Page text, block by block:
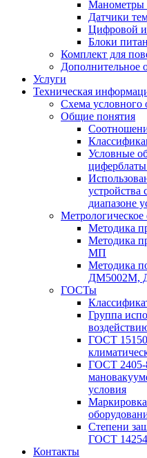
Манометры
Датчики
Цифровой
Блоки
Комплект для
Дополнительное
Услуги
Техническая
Схема условного
Общие понятия
Условные
устройства
диапазоне
Метрологическое
Методика
Методика
МП
Методика
ДМ5002М,
ГОСТы
Группа
ГОСТ
ГОСТ 2405-
условия
Степени
ГОСТ
Контакты